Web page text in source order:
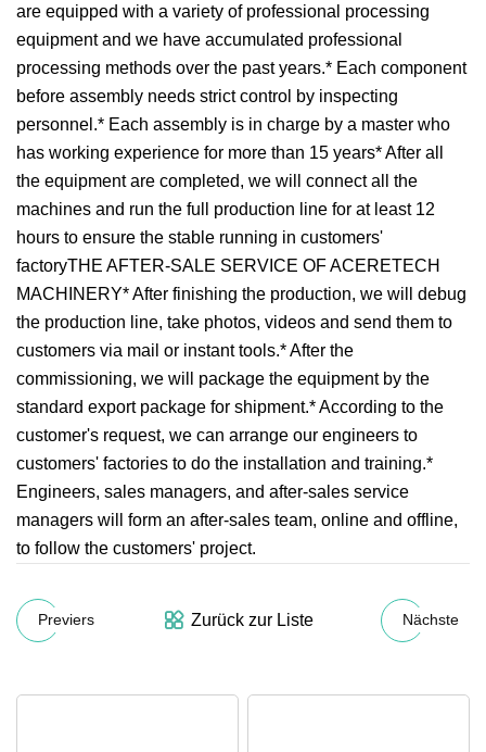
are equipped with a variety of professional processing
equipment and we have accumulated professional
processing methods over the past years.* Each component
before assembly needs strict control by inspecting
personnel.* Each assembly is in charge by a master who
has working experience for more than 15 years* After all
the equipment are completed, we will connect all the
machines and run the full production line for at least 12
hours to ensure the stable running in customers'
factoryTHE AFTER-SALE SERVICE OF ACERETECH
MACHINERY* After finishing the production, we will debug
the production line, take photos, videos and send them to
customers via mail or instant tools.* After the
commissioning, we will package the equipment by the
standard export package for shipment.* According to the
customer's request, we can arrange our engineers to
customers' factories to do the installation and training.*
Engineers, sales managers, and after-sales service
managers will form an after-sales team, online and offline,
to follow the customers' project.
Previers Zurück zur Liste Nächste